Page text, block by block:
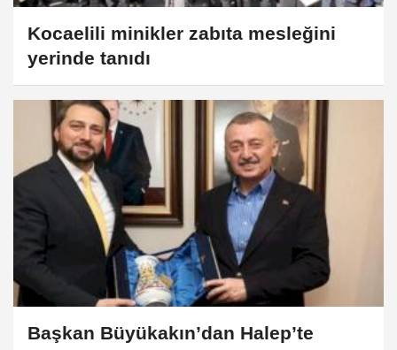
Kocaelili minikler zabıta mesleğini
yerinde tanıdı
Başkan Büyükakın’dan Halep’te